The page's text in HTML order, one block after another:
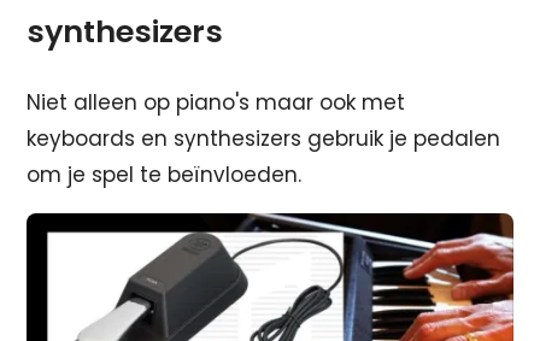
synthesizers
Niet alleen op piano's maar ook met
keyboards en synthesizers gebruik je pedalen
om je spel te beïnvloeden.